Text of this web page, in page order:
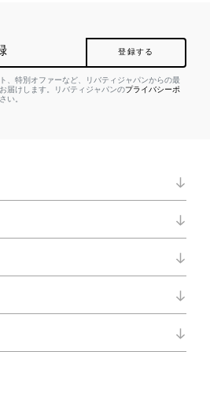
登録する
、特別オファーなど、リバティジャパンからの最
届けします。リバティジャパンのプライバシーポ
い。